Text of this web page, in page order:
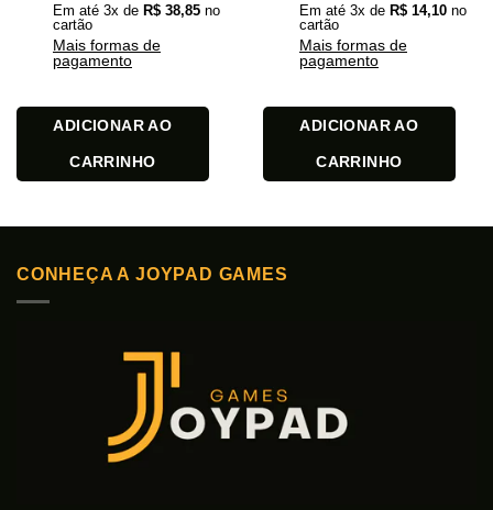
Em até 3x de R$ 38,85 no
cartão
Mais formas de
pagamento
ADICIONAR AO
CARRINHO
Em até 3x de R$ 14,10 no
cartão
Mais formas de
pagamento
ADICIONAR AO
CARRINHO
CONHEÇA A JOYPAD GAMES